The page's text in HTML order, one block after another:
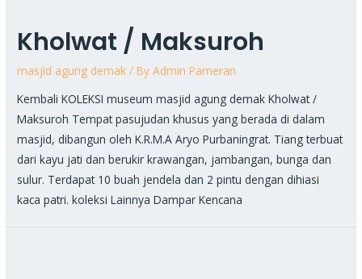
Kholwat / Maksuroh
masjid agung demak / ByAdmin Pameran
Kembali KOLEKSI museum masjid agung demak Kholwat /
Maksuroh Tempat pasujudan khusus yang berada di dalam
masjid, dibangun oleh K.R.M.A Aryo Purbaningrat. Tiang terbuat
dari kayu jati dan berukir krawangan, jambangan, bunga dan
sulur. Terdapat 10 buah jendela dan 2 pintu dengan dihiasi
kaca patri. koleksi Lainnya Dampar Kencana